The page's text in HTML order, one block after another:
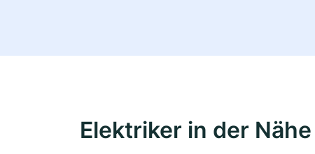
Elektriker in der Nähe